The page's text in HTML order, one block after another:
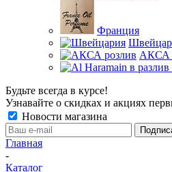
Франция
АКСА
Будьте всегда в курсе!
Узнавайте о скидках и акциях
Новости магазина
Главная
-
Каталог